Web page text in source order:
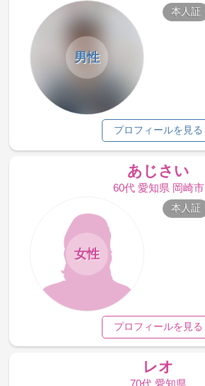
男性
本人証
プロフィールを見る
あじさい
60代 愛知県 岡崎市
女性
本人証
プロフィールを見る
レオ